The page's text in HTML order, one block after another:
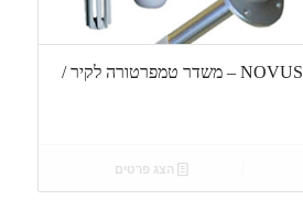
NOVUS – Temp WM / DM – משדר טמפרטורה לקיר /
הצג פרטים